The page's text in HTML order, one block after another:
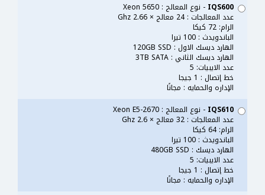
IQS600 - نوع المعالج : Xeon 5650
عدد المعالجات : 24 معالج × 2.66 Ghz
الرام: 72 كيكا
الباندويدث : 100 تيرا
الهارد ديسك الاول : 120GB SSD
الهارد ديسك الثاني : 3TB SATA
عدد الايبيات: 5
خط إتصال : 1 جيجا
الإداره والحمايه : مجانًا
IQS610 - نوع المعالج : Xeon E5-2670
عدد المعالجات : 32 معالج × 2.6 Ghz
الرام: 64 كيكا
الباندويدث : 100 تيرا
الهارد ديسك : 480GB SSD
عدد الايبيات: 5
خط إتصال : 1 جيجا
الإداره والحمايه : مجانًا